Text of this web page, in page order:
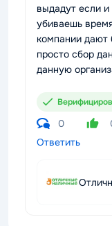
выдадут если
убиваешь
компании дают
просто сбор
данную
0
Ответить